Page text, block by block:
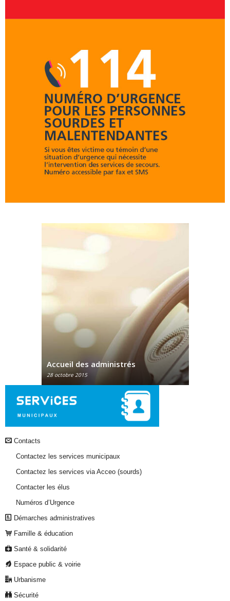
État civil & Élections
28 octobre 2015
Contacts
Contactez les services municipaux
Contactez les services via Acceo (sourds)
Contacter les élus
Numéros d’Urgence
Démarches administratives
Famille & éducation
Santé & solidarité
Espace public & voirie
Urbanisme
Sécurité